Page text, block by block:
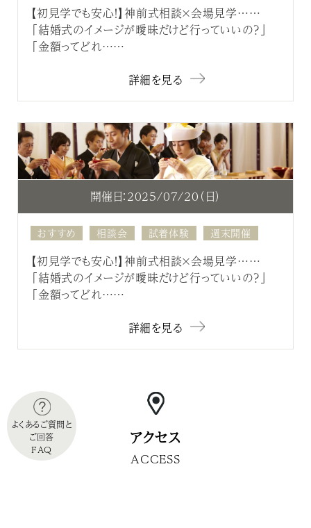
【初見学でも安心！】神前式相談×会場見学……
「結婚式のイメージが曖昧だけど行っていいの？」
「金額ってどれ……
詳細を見る
開催日：2025/07/20（日）
おすすめ 相談会 試着体験 週末開催
【初見学でも安心！】神前式相談×会場見学……
「結婚式のイメージが曖昧だけど行っていいの？」
「金額ってどれ……
詳細を見る
アクセス
ACCESS
よくあるご質問と
ご回答
FAQ